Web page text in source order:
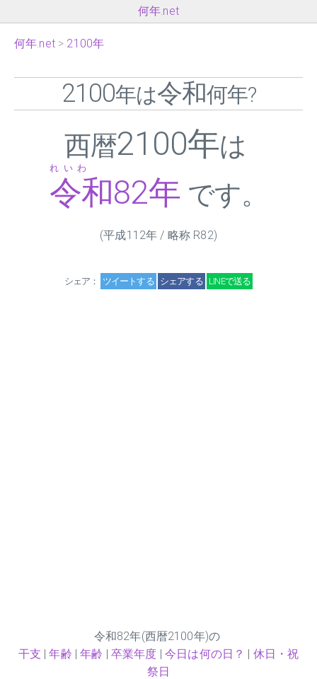
何年.net
何年.net 2100年
2100年は令和何年?
西暦2100年は
令和82年
れいわ
です。
(平成112年 / 略称 R82)
シェア： ツイートする シェアする LINEで送る
令和82年(西暦2100年)の
干支 |年齢 |年齢 |卒業年度 |今日は何の日？ | 休日・祝
祭日